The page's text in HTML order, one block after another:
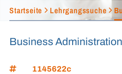
Startseite Lehrgangssuche
Business
1145622c